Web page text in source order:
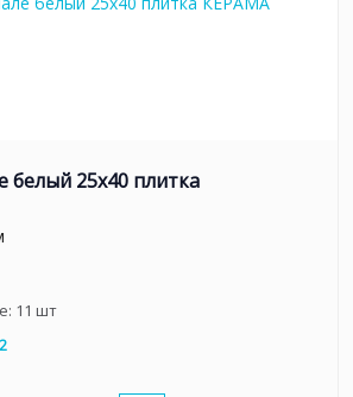
белый 25x40 плитка
11 шт
2